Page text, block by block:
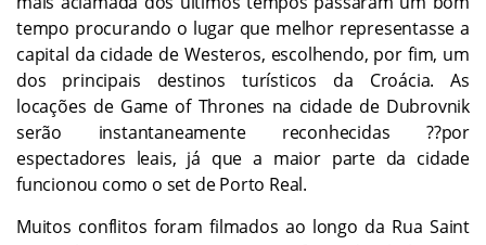
tempo procurando o lugar que melhor representasse a
capital da cidade de Westeros, escolhendo, por fim, um
dos principais destinos turísticos da Croácia. As
locações de Game of Thrones na cidade de Dubrovnik
serão instantaneamente reconhecidas ??por
espectadores leais, já que a maior parte da cidade
funcionou como o set de Porto Real.
Muitos conflitos foram filmados ao longo da Rua Saint